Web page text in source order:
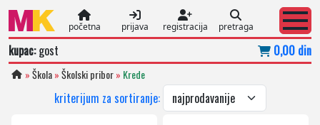
početna prijava registracija pretraga
kupac:gost 0,00 din
»Škola»Školski pribor» Krede
kriterijum za sortiranje: